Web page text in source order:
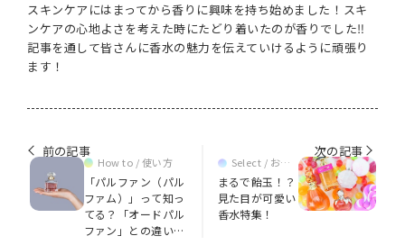
スキンケアにはまってから香りに興味を持ち始めました！スキ
ンケアの心地よさを考えた時にたどり着いたのが香りでした‼
記事を通して皆さんに香水の魅力を伝えていけるように頑張り
ます！
前の記事
How to / 使い方
「パルファン（パル
ファム）」って知っ
てる？「オードパル
ファン」との違いも
次の記事
Select / おす
まるで飴玉！？
見た目が可愛い
香水特集！